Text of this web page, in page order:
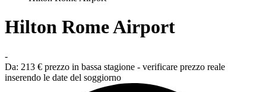
Hilton Rome Airport
-
Da: 213 € prezzo in bassa stagione - verificare prezzo reale
inserendo le date del soggiorno